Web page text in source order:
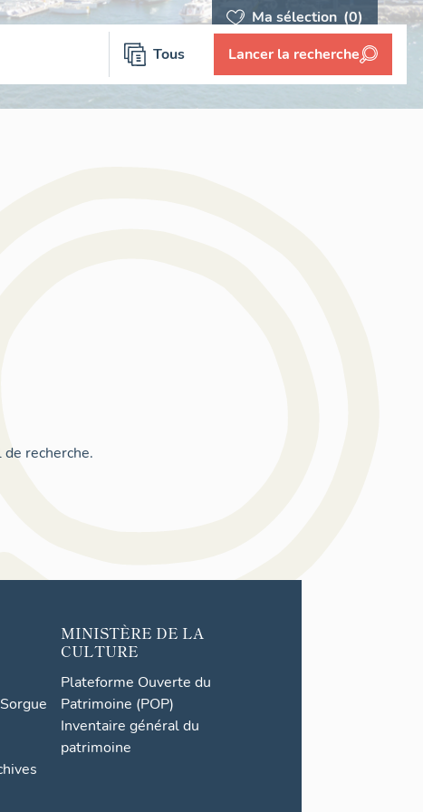
Ma sélection (0)
Tous Lancer la recherche
recherche.
MINISTÈRE DE LA
CULTURE
Plateforme Ouverte du
Patrimoine (POP)
Inventaire général du
patrimoine